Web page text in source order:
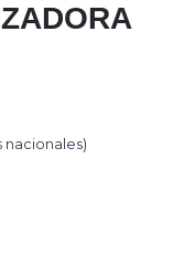
nacionales)